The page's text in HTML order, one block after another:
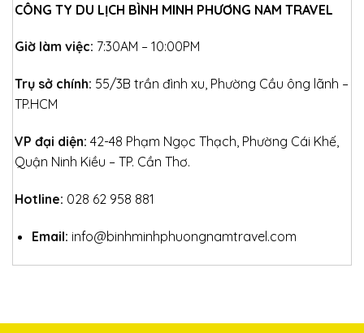
CÔNG TY DU LỊCH BÌNH MINH PHƯƠNG NAM TRAVEL
Giờ làm việc: 7:30AM – 10:00PM
Trụ sở chính: 55/3B trần đình xu, Phường Cầu ông lãnh –
TP.HCM
VP đại diện: 42-48 Phạm Ngọc Thạch, Phường Cái Khế,
Quận Ninh Kiều – TP. Cần Thơ.
Hotline: 028 62 958 881
Email: info@binhminhphuongnamtravel.com